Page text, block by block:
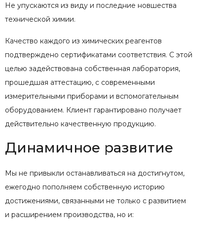
Не упускаются из виду и последние новшества
технической химии.
Качество каждого из химических реагентов
подтверждено сертификатами соответствия. С этой
целью задействована собственная лаборатория,
прошедшая аттестацию, с современными
измерительными приборами и вспомогательным
оборудованием. Клиент гарантировано получает
действительно качественную продукцию.
Динамичное развитие
Мы не привыкли останавливаться на достигнутом,
ежегодно пополняем собственную историю
достижениями, связанными не только с развитием
и расширением производства, но и: